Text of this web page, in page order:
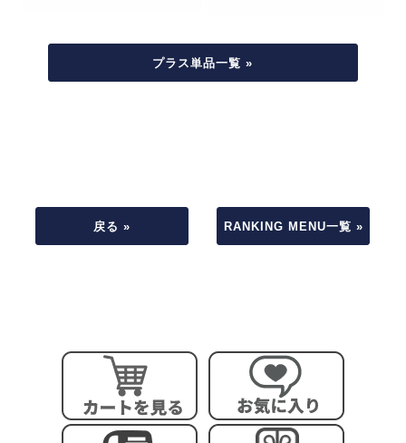
プラス単品一覧 »
戻る » RANKING MENU一覧 »